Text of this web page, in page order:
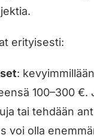
erityisesti:
:
100–300 €.
tai tehdään
voi olla